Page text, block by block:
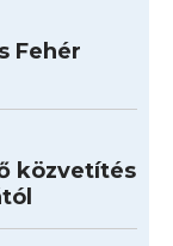
Fehér
közvetítés